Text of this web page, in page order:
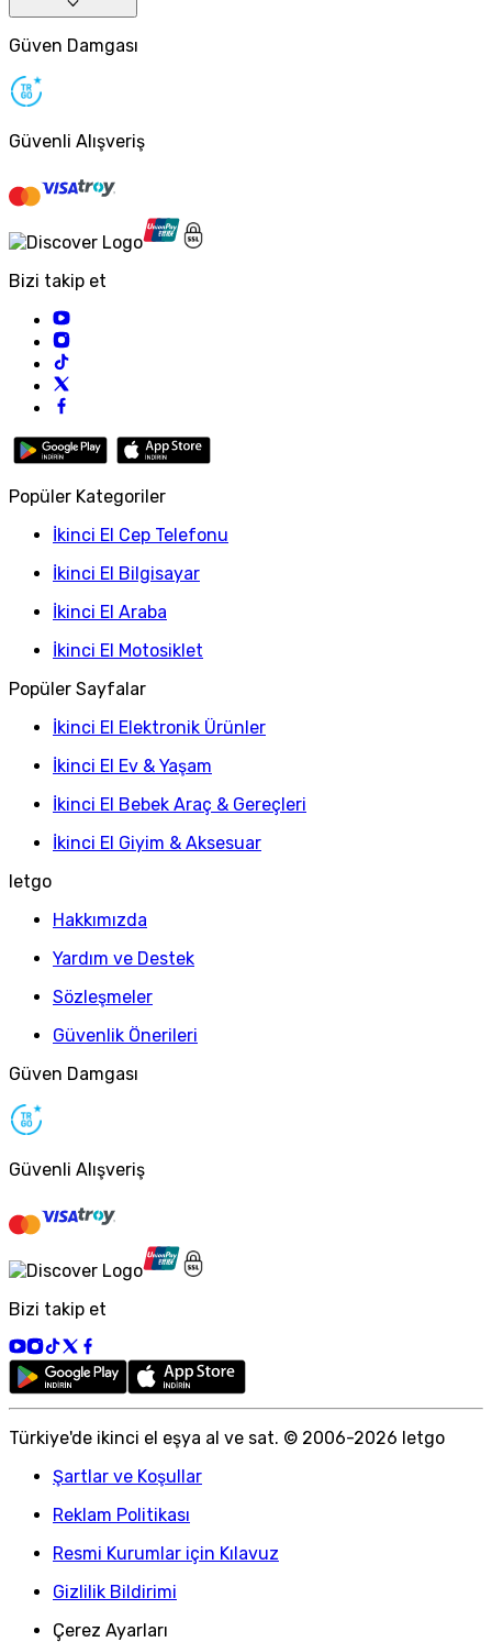
Güven Damgası
Güvenli Alışveriş
Bizi takip et
Popüler Kategoriler
İkinci El Cep Telefonu
İkinci El Bilgisayar
İkinci El Araba
İkinci El Motosiklet
Popüler Sayfalar
İkinci El Elektronik Ürünler
İkinci El Ev & Yaşam
İkinci El Bebek Araç & Gereçleri
İkinci El Giyim & Aksesuar
letgo
Hakkımızda
Yardım ve Destek
Sözleşmeler
Güvenlik Önerileri
Güven Damgası
Güvenli Alışveriş
Bizi takip et
Türkiye'de ikinci el eşya al ve sat. © 2006-2026 letgo
Şartlar ve Koşullar
Reklam Politikası
Resmi Kurumlar için Kılavuz
Gizlilik Bildirimi
Çerez Ayarları